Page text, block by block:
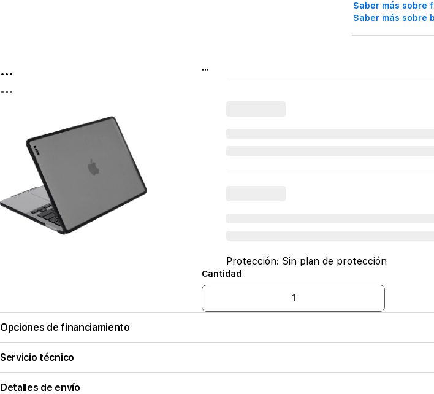
Saber más sobre
Saber más sobre
...
...
...
Protección: Sin plan de protección
Cantidad
Opciones de financiamiento
Servicio técnico
Detalles de envío